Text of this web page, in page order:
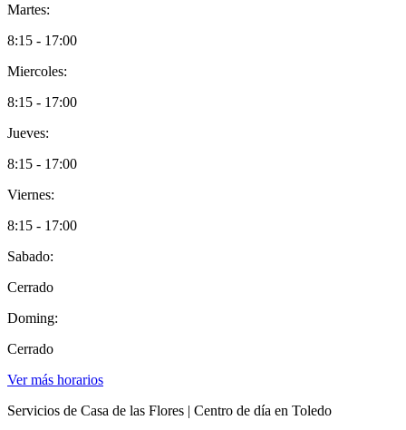
Martes:
8:15 - 17:00
Miercoles:
8:15 - 17:00
Jueves:
8:15 - 17:00
Viernes:
8:15 - 17:00
Sabado:
Cerrado
Doming:
Cerrado
Ver más horarios
Servicios de Casa de las Flores | Centro de día en Toledo